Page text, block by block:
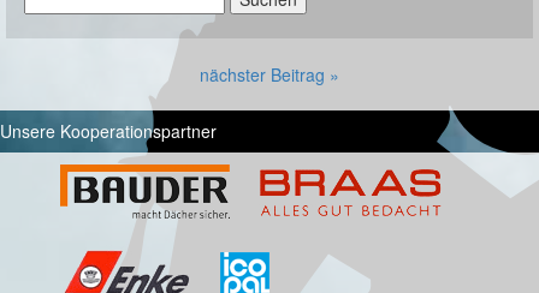
nach:
nächster Beitrag »
Unsere Kooperationspartner